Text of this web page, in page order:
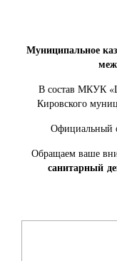
Муниципальное
В состав МКУК
Кировского
Официальный
Обращаем ваше
санитарный